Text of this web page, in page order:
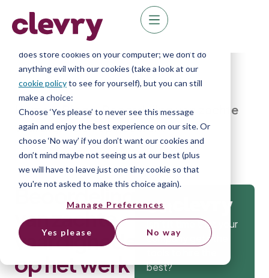
We know right? These cookie pop-ups can really
ruin your visit, so we’ll make this quick. This website
does store cookies on your computer; we don’t do
anything evil with our cookies (take a look at our
cookie policyto see for yourself), but you can still
make a choice:
Choose ‘Yes please’ to never see this message
again and enjoy the best experience on our site. Or
choose ‘No way’ if you don’t want our cookies and
don’t mind maybe not seeing us at our best (plus
we will have to leave just one tiny cookie so that
you're not asked to make this choice again).
Manage Preferences
Yes please No way
Home»Blog»Beoordeling van zachte
vaardigheden op het werk
Beoordeling
van zachte
vaardigheden
op het werk
Get
Isn’t it time that your
company gets the
best?